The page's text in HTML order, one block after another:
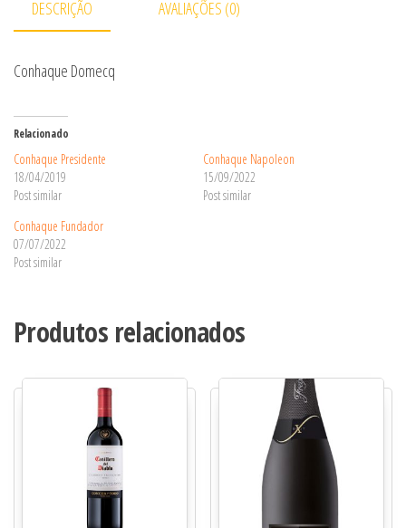
DESCRIÇÃO AVALIAÇÕES (0)
Conhaque Domecq
Relacionado
Conhaque Presidente
18/04/2019
Post similar
Conhaque Napoleon
15/09/2022
Post similar
Conhaque Fundador
07/07/2022
Post similar
Produtos relacionados